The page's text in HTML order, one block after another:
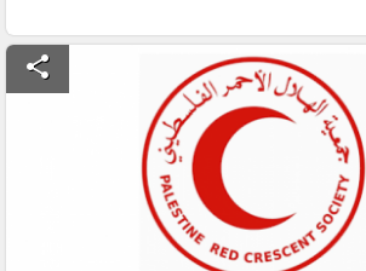
share